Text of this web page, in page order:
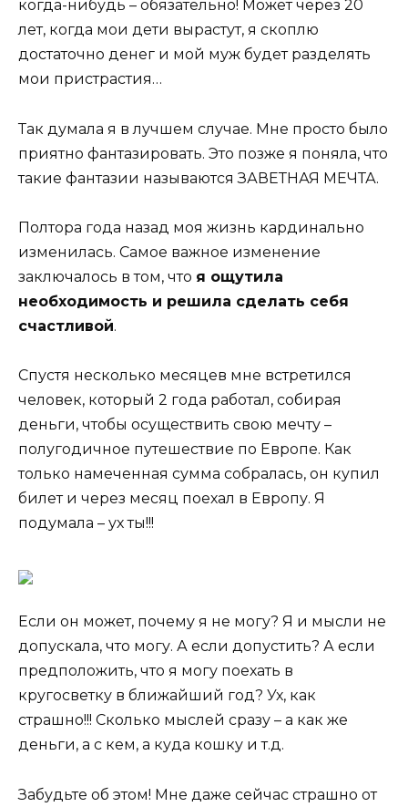
когда-нибудь – обязательно! Может через 20
лет, когда мои дети вырастут, я скоплю
достаточно денег и мой муж будет разделять
мои пристрастия…
Так думала я в лучшем случае. Мне просто было
приятно фантазировать. Это позже я поняла, что
такие фантазии называются ЗАВЕТНАЯ МЕЧТА.
Полтора года назад моя жизнь кардинально
изменилась. Самое важное изменение
заключалось в том, что я ощутила
необходимость и решила сделать себя
счастливой.
Спустя несколько месяцев мне встретился
человек, который 2 года работал, собирая
деньги, чтобы осуществить свою мечту –
полугодичное путешествие по Европе. Как
только намеченная сумма собралась, он купил
билет и через месяц поехал в Европу. Я
подумала – ух ты!!!
Если он может, почему я не могу? Я и мысли не
допускала, что могу. А если допустить? А если
предположить, что я могу поехать в
кругосветку в ближайший год? Ух, как
страшно!!! Сколько мыслей сразу – а как же
деньги, а с кем, а куда кошку и т.д.
Забудьте об этом! Мне даже сейчас страшно от